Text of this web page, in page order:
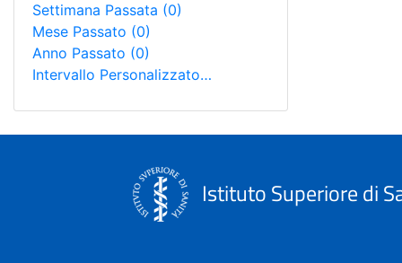
Settimana Passata (0)
Mese Passato (0)
Anno Passato (0)
Intervallo Personalizzato…
Istituto Superiore di